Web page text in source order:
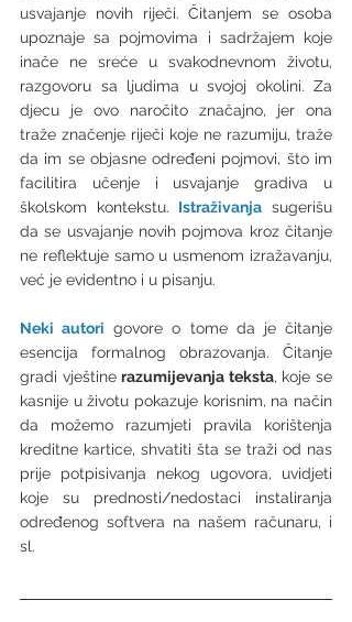
usvajanje novih riječi. Čitanjem se osoba
upoznaje sa pojmovima i sadržajem koje
inače ne sreće u svakodnevnom životu,
razgovoru sa ljudima u svojoj okolini. Za
djecu je ovo naročito značajno, jer ona
traže značenje riječi koje ne razumiju, traže
da im se objasne određeni pojmovi, što im
facilitira učenje i usvajanje gradiva u
školskom kontekstu. Istraživanja sugerišu
da se usvajanje novih pojmova kroz čitanje
ne reflektuje samo u usmenom izražavanju,
već je evidentno i u pisanju.
Neki autori govore o tome da je čitanje
esencija formalnog obrazovanja. Čitanje
gradi vještine razumijevanja teksta, koje se
kasnije u životu pokazuje korisnim, na način
da možemo razumjeti pravila korištenja
kreditne kartice, shvatiti šta se traži od nas
prije potpisivanja nekog ugovora, uvidjeti
koje su prednosti/nedostaci instaliranja
određenog softvera na našem računaru, i
sl.